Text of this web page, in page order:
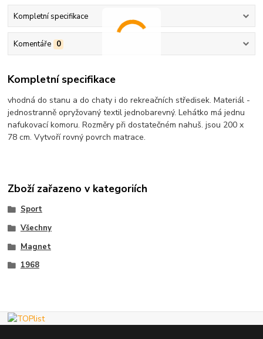
Kompletní specifikace
Komentáře 0
Kompletní specifikace
vhodná do stanu a do chaty i do rekreačních středisek. Materiál -
jednostranně opryžovaný textil jednobarevný. Lehátko má jednu
nafukovací komoru. Rozměry při dostatečném nahuš. jsou 200 x
78 cm. Vytvoří rovný povrch matrace.
Zboží zařazeno v kategoriích
Sport
Všechny
Magnet
1968